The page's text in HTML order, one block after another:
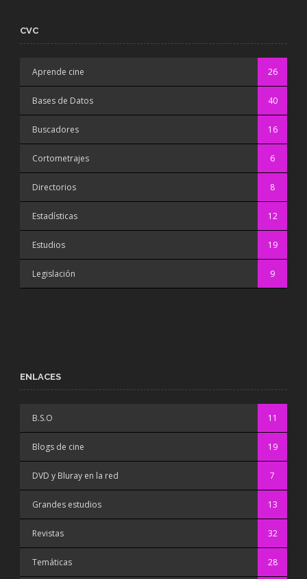
CVC
Aprende cine 26
Bases de Datos 40
Buscadores 16
Cortometrajes 6
Directorios 8
Estadísticas 12
Estudios 19
Legislación 9
ENLACES
B.S.O 11
Blogs de cine 19
DVD y Bluray en la red 7
Grandes estudios 13
Revistas 32
Temáticas 28